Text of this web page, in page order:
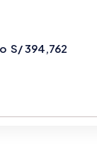
S/ 394,762